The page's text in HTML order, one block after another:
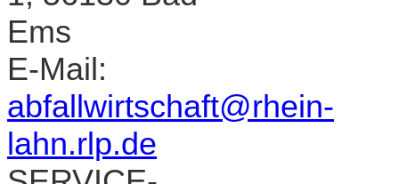
Ems
E-Mail:
abfallwirtschaft@rhein-
lahn.rlp.de